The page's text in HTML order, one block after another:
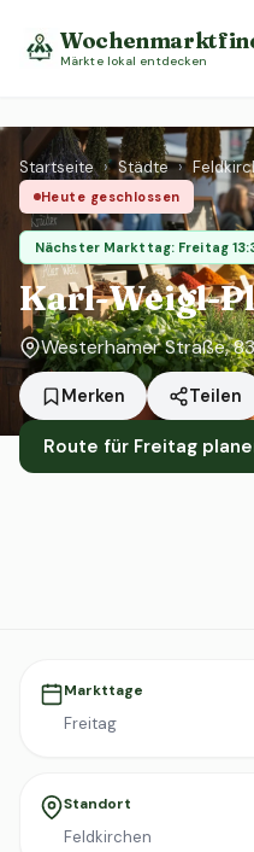
Märkte lokal entdecken
Startseite › Städte ›
Heute geschlossen
Nächster Markttag: Freitag
Karl-Weigl-
Westerhamer Straße,
Merken Teilen
Route für Freitag
Markttage
Freitag
Standort
Feldkirchen